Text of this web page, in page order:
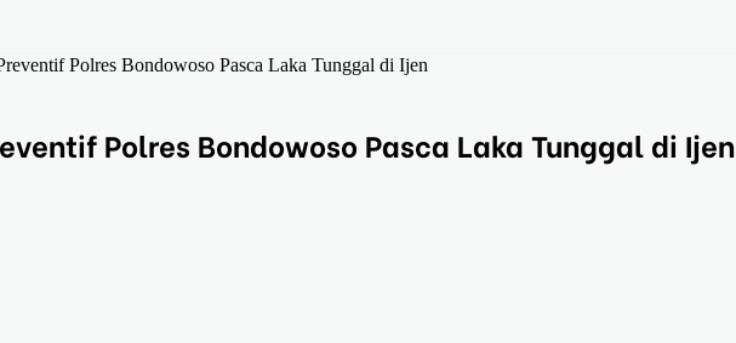
Polres Bondowoso Pasca Laka Tunggal di Ijen
Polres Bondowoso Pasca Laka Tunggal di Ijen